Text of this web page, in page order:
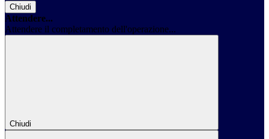
Chiudi
Attendere...
Attendere il completamento dell'operazione...
Chiudi